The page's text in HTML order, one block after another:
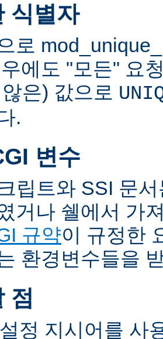
식별자
로
에도 "모든" 요
은) 값으로
.
변수
립트와 SSI 문
거나 쉘에서 가
규약이 규정한
환경변수들을
점
정 지시어를 사